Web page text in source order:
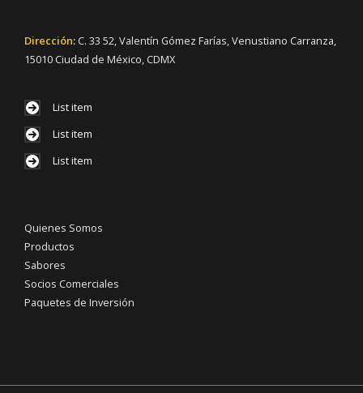
Dirección: C. 33 52, Valentín Gómez Farías, Venustiano Carranza,
15010 Ciudad de México, CDMX
List item
List item
List item
Quienes Somos
Productos
Sabores
Socios Comerciales
Paquetes de Inversión